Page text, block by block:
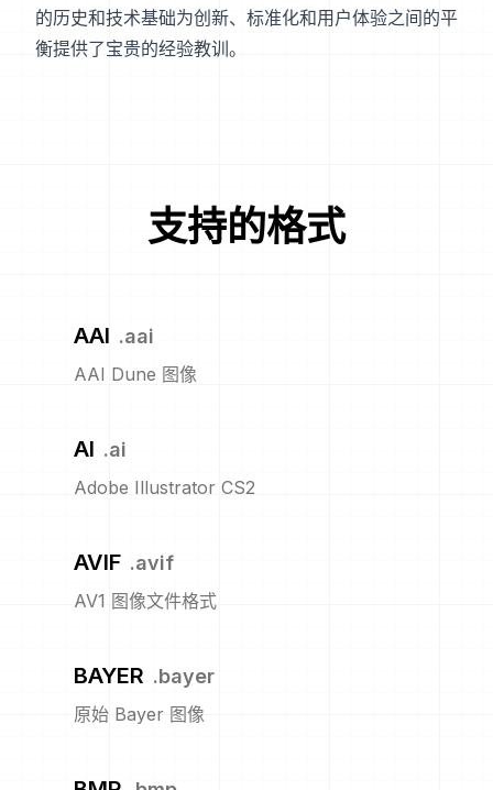
的历史和技术基础为创新、标准化和用户体验之间的平
衡提供了宝贵的经验教训。
支持的格式
AAI .aai
AAI Dune 图像
AI .ai
Adobe Illustrator CS2
AVIF .avif
AV1 图像文件格式
BAYER .bayer
原始 Bayer 图像